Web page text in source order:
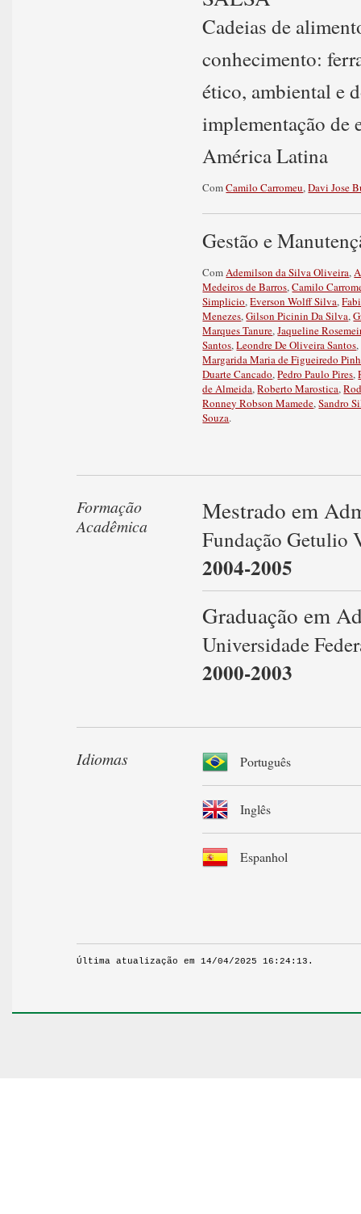
Cadeias de
conhecimento:
ético, ambiental e
implementação de
América Latina
ComCamilo Carromeu,Davi Jose
Gestão e
ComAdemilson da Silva Oliveira,
Medeiros de Barros,Camilo
Simplicio,Everson Wolff Silva,
Menezes,Gilson Picinin Da Silva,
Marques Tanure,Jaqueline
Santos,Leondre De Oliveira Santos,
Margarida Maria de Figueiredo
Duarte Cancado,Pedro Paulo Pires,
de Almeida,Roberto Marostica,
Ronney Robson Mamede,Sandro
Souza.
Formação
Acadêmica
Mestrado em
Fundação Getulio
2004-2005
Graduação em
Universidade
2000-2003
Idiomas Português
Inglês
Espanhol
Última atualização em 14/04/2025 16:24:13.